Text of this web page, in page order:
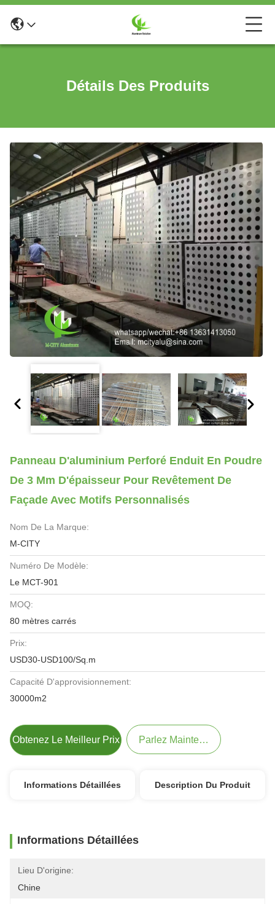
Détails Des Produits
Panneau D'aluminium Perforé Enduit En Poudre
De 3 Mm D'épaisseur Pour Revêtement De
Façade Avec Motifs Personnalisés
Nom De La Marque:
M-CITY
Numéro De Modèle:
Le MCT-901
MOQ:
80 mètres carrés
Prix:
USD30-USD100/Sq.m
Capacité D'approvisionnement:
30000m2
Obtenez Le Meilleur Prix Parlez Maintenant.
Informations Détaillées Description Du Produit
Informations Détaillées
Lieu D'origine:
Chine